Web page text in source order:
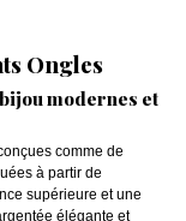
Ongles
modernes et
comme de
à partir de
supérieure et une
élégante et